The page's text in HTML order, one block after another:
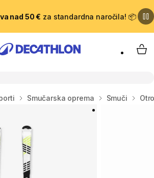
nad 50 € za standardna naročila! 📦
Smučarska oprema Smuči